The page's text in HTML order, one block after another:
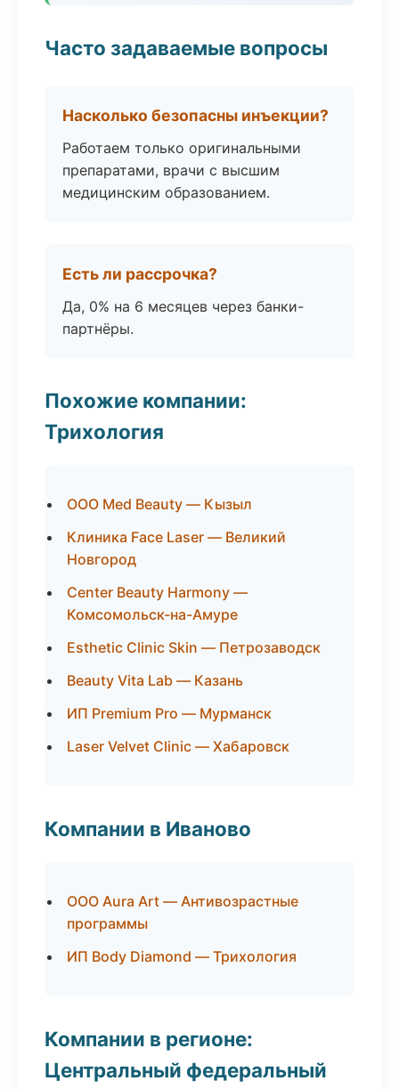
Часто задаваемые вопросы
Насколько безопасны инъекции?
Работаем только оригинальными
препаратами, врачи с высшим
медицинским образованием.
Есть ли рассрочка?
Да, 0% на 6 месяцев через банки-
партнёры.
Похожие компании:
Трихология
ООО Med Beauty — Кызыл
Клиника Face Laser — Великий
Новгород
Center Beauty Harmony —
Комсомольск-на-Амуре
Esthetic Clinic Skin — Петрозаводск
Beauty Vita Lab — Казань
ИП Premium Pro — Мурманск
Laser Velvet Clinic — Хабаровск
Компании в Иваново
ООО Aura Art — Антивозрастные
программы
ИП Body Diamond — Трихология
Компании в регионе:
Центральный федеральный